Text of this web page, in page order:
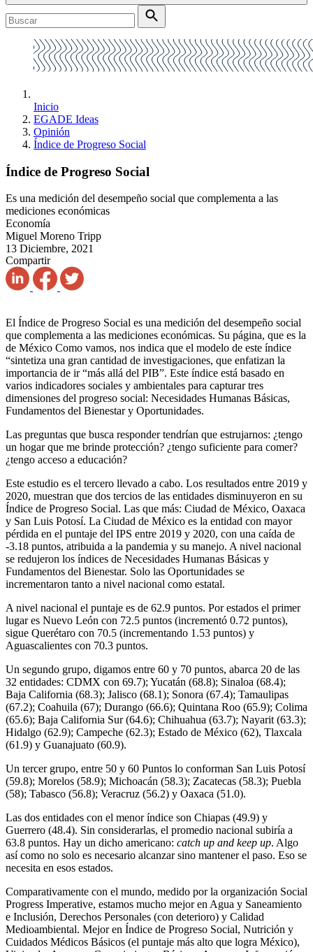
Inicio
EGADE Ideas
Opinión
Índice de Progreso Social
Índice de Progreso Social
Es una medición del desempeño social que complementa a las
mediciones económicas
Economía
Miguel Moreno Tripp
13 Diciembre, 2021
Compartir
El Índice de Progreso Social es una medición del desempeño social
que complementa a las mediciones económicas. Su página, que es la
de México Como vamos, nos indica que el modelo de este índice
“sintetiza una gran cantidad de investigaciones, que enfatizan la
importancia de ir “más allá del PIB”. Este índice está basado en
varios indicadores sociales y ambientales para capturar tres
dimensiones del progreso social: Necesidades Humanas Básicas,
Fundamentos del Bienestar y Oportunidades.
Las preguntas que busca responder tendrían que estrujarnos: ¿tengo
un hogar que me brinde protección? ¿tengo suficiente para comer?
¿tengo acceso a educación?
Este estudio es el tercero llevado a cabo. Los resultados entre 2019 y
2020, muestran que dos tercios de las entidades disminuyeron en su
Índice de Progreso Social. Las que más: Ciudad de México, Oaxaca
y San Luis Potosí. La Ciudad de México es la entidad con mayor
pérdida en el puntaje del IPS entre 2019 y 2020, con una caída de
-3.18 puntos, atribuida a la pandemia y su manejo. A nivel nacional
se redujeron los índices de Necesidades Humanas Básicas y
Fundamentos del Bienestar. Solo las Oportunidades se
incrementaron tanto a nivel nacional como estatal.
A nivel nacional el puntaje es de 62.9 puntos. Por estados el primer
lugar es Nuevo León con 72.5 puntos (incrementó 0.72 puntos),
sigue Querétaro con 70.5 (incrementando 1.53 puntos) y
Aguascalientes con 70.3 puntos.
Un segundo grupo, digamos entre 60 y 70 puntos, abarca 20 de las
32 entidades: CDMX con 69.7); Yucatán (68.8); Sinaloa (68.4);
Baja California (68.3); Jalisco (68.1); Sonora (67.4); Tamaulipas
(67.2); Coahuila (67); Durango (66.6); Quintana Roo (65.9); Colima
(65.6); Baja California Sur (64.6); Chihuahua (63.7); Nayarit (63.3);
Hidalgo (62.9); Campeche (62.3); Estado de México (62), Tlaxcala
(61.9) y Guanajuato (60.9).
Un tercer grupo, entre 50 y 60 Puntos lo conforman San Luis Potosí
(59.8); Morelos (58.9); Michoacán (58.3); Zacatecas (58.3); Puebla
(58); Tabasco (56.8); Veracruz (56.2) y Oaxaca (51.0).
Las dos entidades con el menor índice son Chiapas (49.9) y
Guerrero (48.4). Sin considerarlas, el promedio nacional subiría a
63.8 puntos. Hay un dicho americano: catch up and keep up. Algo
así como no solo es necesario alcanzar sino mantener el paso. Eso se
necesita en esos estados.
Comparativamente con el mundo, medido por la organización Social
Progress Imperative, estamos mucho mejor en Agua y Saneamiento
e Inclusión, Derechos Personales (con deterioro) y Calidad
Medioambiental. Mejor en Índice de Progreso Social, Nutrición y
Cuidados Médicos Básicos (el puntaje más alto que logra México),